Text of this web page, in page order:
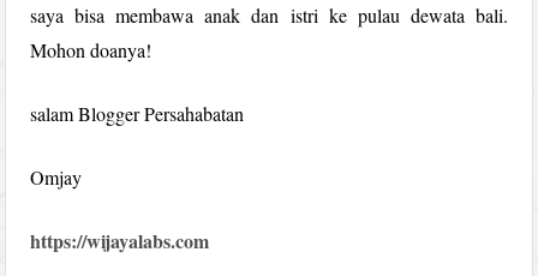
saya bisa membawa anak dan istri ke pulau dewata bali.
Mohon doanya!
salam Blogger Persahabatan
Omjay
https://wijayalabs.com